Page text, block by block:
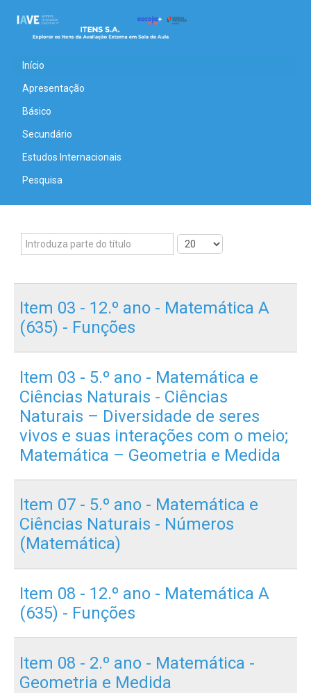
Início
Apresentação
Básico
Secundário
Estudos Internacionais
Pesquisa
Item 03 - 12.º ano - Matemática A
(635) - Funções
Item 03 - 5.º ano - Matemática e
Ciências Naturais - Ciências
Naturais – Diversidade de seres
vivos e suas interações com o meio;
Matemática – Geometria e Medida
Item 07 - 5.º ano - Matemática e
Ciências Naturais - Números
(Matemática)
Item 08 - 12.º ano - Matemática A
(635) - Funções
Item 08 - 2.º ano - Matemática -
Geometria e Medida